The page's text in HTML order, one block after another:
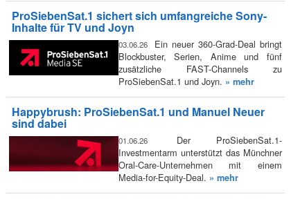
ProSiebenSat.1 sichert sich umfangreiche Sony-
Inhalte für TV und Joyn
03.06.26
Ein neuer 360-Grad-Deal bringt
Blockbuster, Serien, Anime und fünf
zusätzliche FAST-Channels zu
ProSiebenSat.1 und Joyn. » mehr
Happybrush: ProSiebenSat.1 und Manuel Neuer
sind dabei
01.06.26
Der ProSiebenSat.1-
Investmentarm unterstützt das Münchner
Oral-Care-Unternehmen mit einem
Media-for-Equity-Deal. » mehr